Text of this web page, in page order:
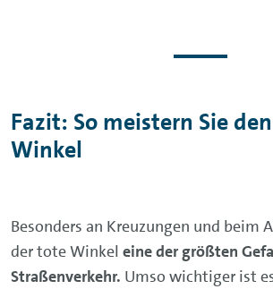
Fazit: So meistern Sie
Winkel
Besonders an Kreuzungen und beim
der tote Winkel eine der größten
Straßenverkehr. Umso wichtiger ist